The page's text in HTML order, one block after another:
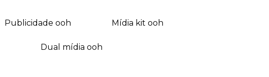
publicidade ooh mídia kit ooh
dual mídia ooh